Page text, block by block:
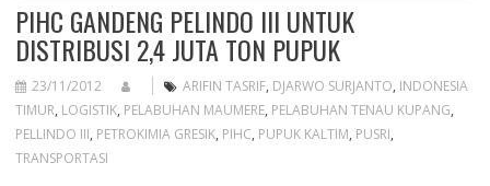
PIHC GANDENG PELINDO III UNTUK
DISTRIBUSI 2,4 JUTA TON PUPUK
23/11/2012 ARIFIN TASRIF, DJARWO SURJANTO, INDONESIA
TIMUR, LOGISTIK, PELABUHAN MAUMERE, PELABUHAN TENAU KUPANG,
PELLINDO III, PETROKIMIA GRESIK, PIHC, PUPUK KALTIM, PUSRI,
TRANSPORTASI